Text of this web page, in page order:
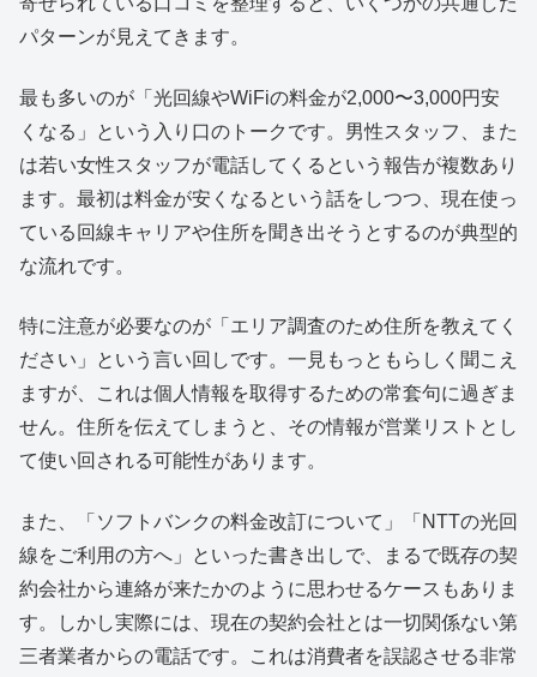
パターンが見えてきます。
最も多いのが「光回線やWiFiの料金が2,000〜3,000円安
くなる」という入り口のトークです。男性スタッフ、また
は若い女性スタッフが電話してくるという報告が複数あり
ます。最初は料金が安くなるという話をしつつ、現在使っ
ている回線キャリアや住所を聞き出そうとするのが典型的
な流れです。
特に注意が必要なのが「エリア調査のため住所を教えてく
ださい」という言い回しです。一見もっともらしく聞こえ
ますが、これは個人情報を取得するための常套句に過ぎま
せん。住所を伝えてしまうと、その情報が営業リストとし
て使い回される可能性があります。
また、「ソフトバンクの料金改訂について」「NTTの光回
線をご利用の方へ」といった書き出しで、まるで既存の契
約会社から連絡が来たかのように思わせるケースもありま
す。しかし実際には、現在の契約会社とは一切関係ない第
三者業者からの電話です。これは消費者を誤認させる非常